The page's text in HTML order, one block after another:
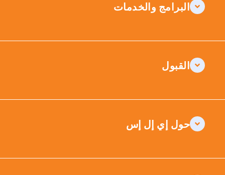
البرامج والخدمات
القبول
حول إي إل إس